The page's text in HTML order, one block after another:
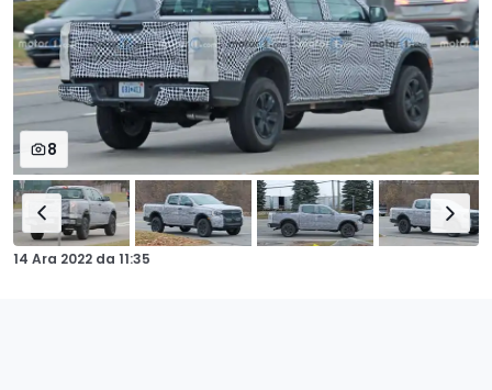
8
14 Ara 2022 da 11:35